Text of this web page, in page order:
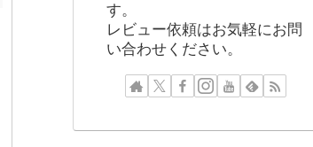
す。
レビュー依頼はお気軽にお問
い合わせください。